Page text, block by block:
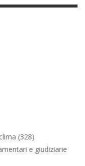
(328)
e giudiziarie